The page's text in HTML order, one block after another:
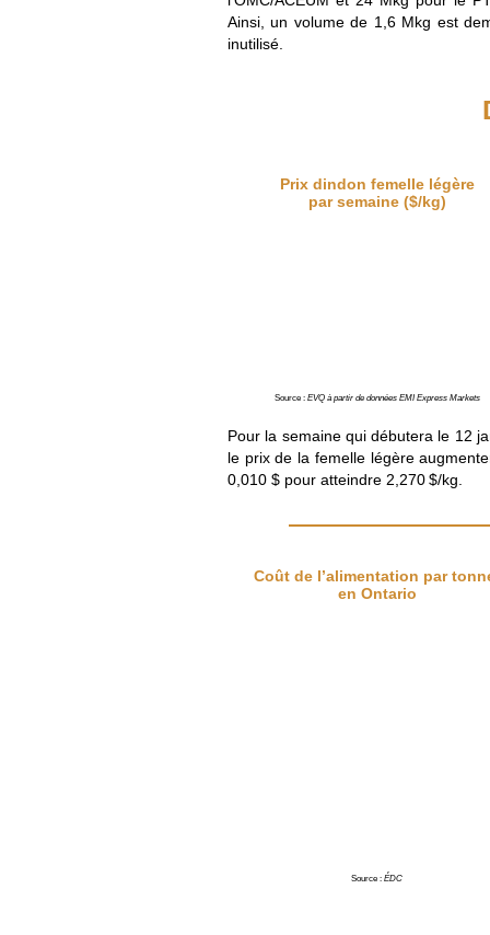
Ainsi, un volume de 1,6 Mkg est
inutilisé.
Prix dindon femelle légère
par semaine ($/kg)
Source : EVQ à partir de données EMI Express Markets
Pour la semaine qui débutera le 12
le prix de la femelle légère
0,010 $ pour atteindre 2,270 $/kg.
Coût de l’alimentation par
en Ontario
Source : ÉDC